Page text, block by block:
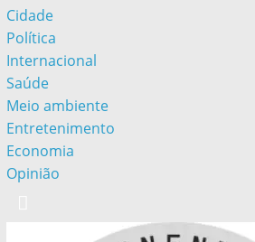
Cidade
Política
Internacional
Saúde
Meio ambiente
Entretenimento
Economia
Opinião